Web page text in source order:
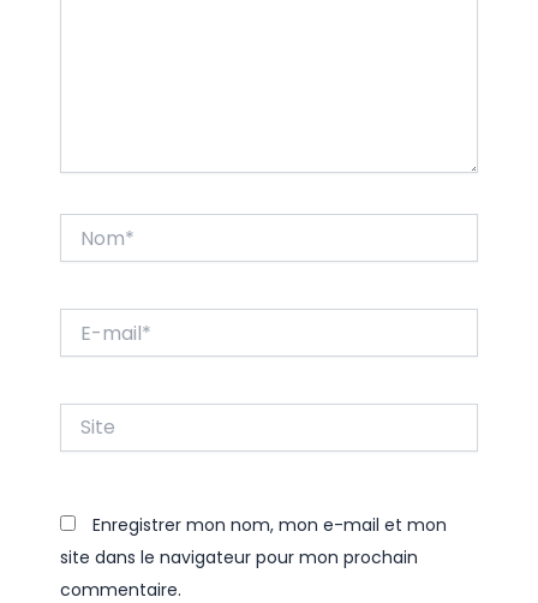
mail*
Enregistrer mon nom, mon e-mail et mon
site dans le navigateur pour mon prochain
commentaire.